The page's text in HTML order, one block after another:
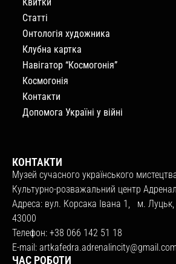
Статті
Онтологія художника
Клубна картка
Навігатор “Космогонія”
Космогонія
Контакти
Допомога Україні у війні
КОНТАКТИ
Музей сучасного українського
Культурно-розважальний центр
Адреса: вул. Корсака Івана 1, м.
43000
Телефон: +38 066 142 51 18
E-mail: artkafedra.adrenalincity@gmail.com
ЧАС РОБОТИ